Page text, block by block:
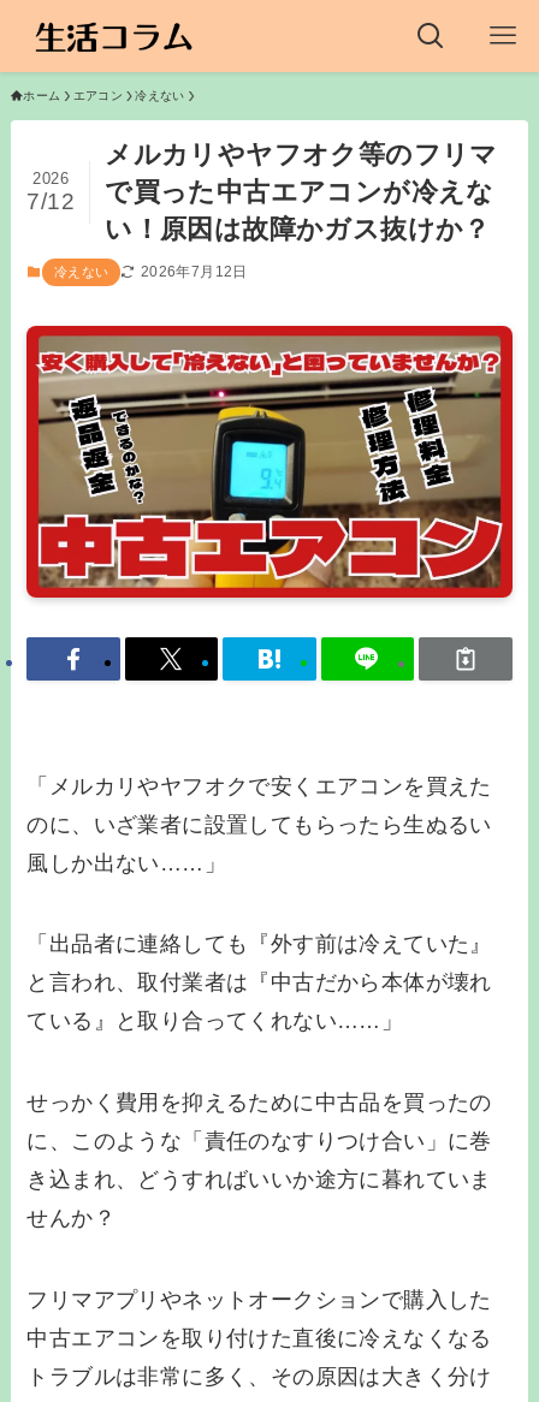
ホーム エアコン 冷えない
メルカリやヤフオク等のフリマ
で買った中古エアコンが冷えな
い！原因は故障かガス抜けか？
2026
7/12
冷えない 2026年7月12日
「メルカリやヤフオクで安くエアコンを買えた
のに、いざ業者に設置してもらったら生ぬるい
風しか出ない……」
「出品者に連絡しても『外す前は冷えていた』
と言われ、取付業者は『中古だから本体が壊れ
ている』と取り合ってくれない……」
せっかく費用を抑えるために中古品を買ったの
に、このような「責任のなすりつけ合い」に巻
き込まれ、どうすればいいか途方に暮れていま
せんか？
フリマアプリやネットオークションで購入した
中古エアコンを取り付けた直後に冷えなくなる
トラブルは非常に多く、その原因は大きく分け